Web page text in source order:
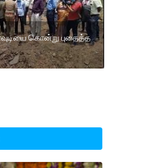
கொன்று புதைத்த